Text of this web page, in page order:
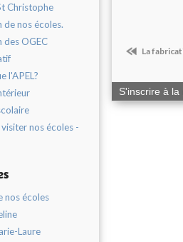
Christophe
de nos écoles.
des OGEC
l'APEL?
nos écoles -
nos écoles
Laure
La
S'inscrire à la